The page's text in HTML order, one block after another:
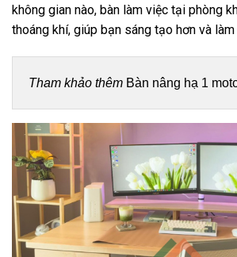
không gian nào, bàn làm việc tại phòng
thoáng khí, giúp bạn sáng tạo hơn và
Tham khảo thêm Bàn nâng hạ 1